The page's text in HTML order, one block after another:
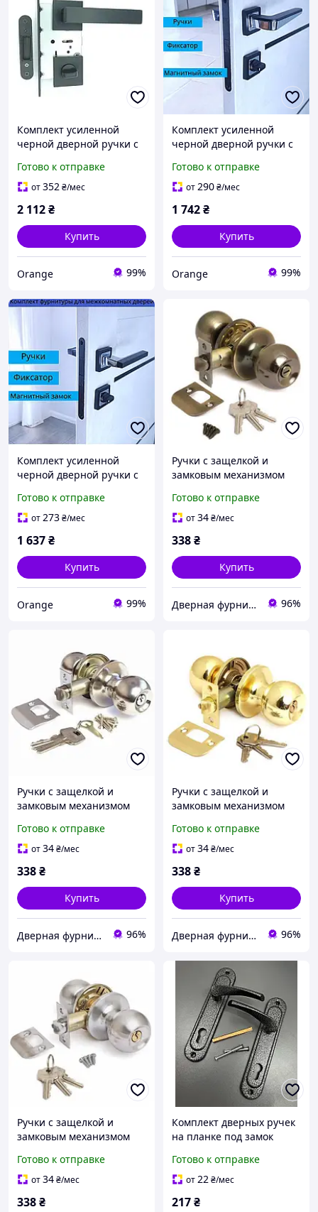
Комплект усиленной
черной дверной ручки с
фиксатором WC TRION
FLASH Z-49 Black
Готово к отправке
от352₴/мес
2 112₴
Купить
Orange 99%
Комплект усиленной
черной дверной ручки с
фиксатором WC TRION
INGMA Z-74 Black/CP
Готово к отправке
от290₴/мес
1 742₴
Купить
Orange 99%
Комплект усиленной
черной дверной ручки с
фиксатором WC TRION
DANZA Z-74 Black/CP
Готово к отправке
от273₴/мес
1 637₴
Купить
Orange 99%
Ручки с защелкой и
замковым механизмом
древянных дверей Avers
6072-01-AB (Цвет Бронза)
Готово к отправке
от34₴/мес
338₴
Купить
Дверная фурнитура 96%
Ручки с защелкой и
замковым механизмом
древянных дверей Avers
6072-01-CR (Цвет Хром)
Готово к отправке
от34₴/мес
338₴
Купить
Дверная фурнитура 96%
Ручки с защелкой и
замковым механизмом
древянных дверей Avers
6072-01-G (Цвет Золото)
Готово к отправке
от34₴/мес
338₴
Купить
Дверная фурнитура 96%
Ручки с защелкой и
замковым механизмом
древянных дверей Avers
6072-01-NIS (Цвет Никель)
Готово к отправке
от34₴/мес
338₴
Комплект дверных ручек
на планке под замок
Арико серая без
механизма для входных и
Готово к отправке
от22₴/мес
217₴